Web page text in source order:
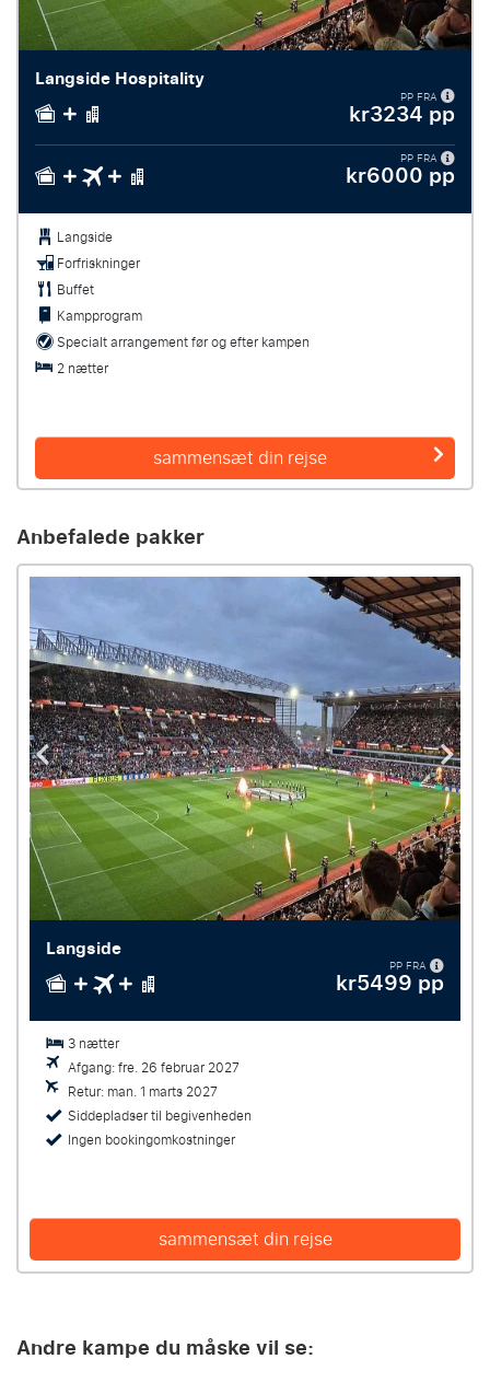
Langside Hospitality
PP FRA
kr3234 pp
PP FRA
kr6000 pp
Langside
Forfriskninger
Buffet
Kampprogram
Specialt arrangement før og efter kampen
2 nætter
sammensæt din rejse
Anbefalede pakker
3 nætter
Afgang: fre. 26 februar 2027
Retur: man. 1 marts 2027
Siddepladser til begivenheden
Ingen bookingomkostninger
Langside
PP FRA
kr5499 pp
sammensæt din rejse
Andre kampe du måske vil se: